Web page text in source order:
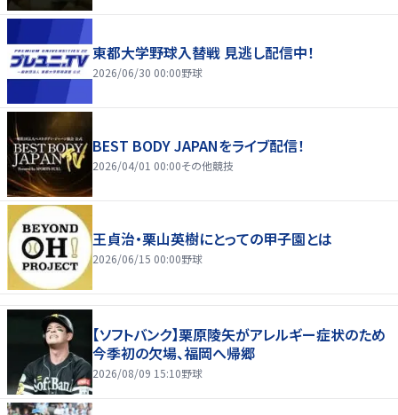
東都大学野球入替戦 見逃し配信中！
2026/06/30 00:00野球
BEST BODY JAPANをライブ配信！
2026/04/01 00:00その他競技
王貞治・栗山英樹にとっての甲子園とは
2026/06/15 00:00野球
【ソフトバンク】栗原陵矢がアレルギー症状のため
今季初の欠場、福岡へ帰郷
2026/08/09 15:10野球